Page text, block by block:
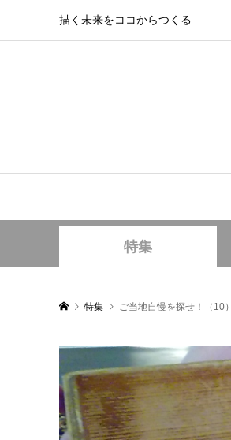
描く未来をココからつくる
特集
特集 ご当地自慢を探せ！（